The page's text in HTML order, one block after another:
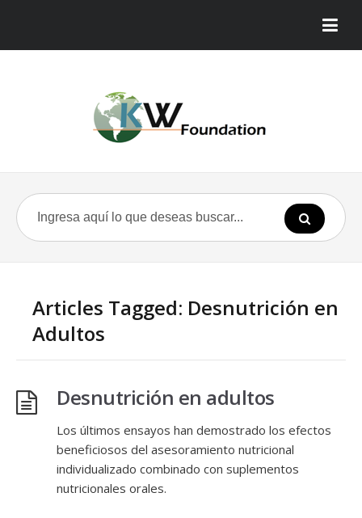
Articles Tagged: Desnutrición en
Adultos
Desnutrición en adultos
Los últimos ensayos han demostrado los efectos
beneficiosos del asesoramiento nutricional
individualizado combinado con suplementos
nutricionales orales.